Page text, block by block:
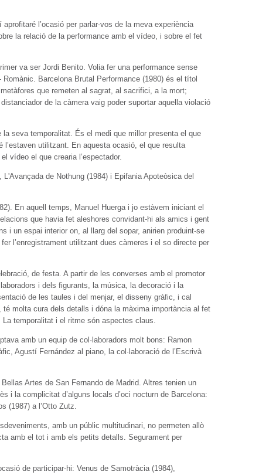
l’ocasió per parlar-vos de la meva experiència
la relació de la performance amb el vídeo, i sobre el fet
va ser Jordi Benito. Volia fer una performance sense
Barcelona Brutal Performance (1980) és el títol
que remeten al sagrat, al sacrifici, a la mort;
de la càmera vaig poder suportar aquella violació
seva temporalitat. És el medi que millor presenta el que
utilitzant. En aquesta ocasió, el que resulta
vídeo el que crearia l’espectador.
de Nothung (1984) i Epifania Apoteòsica del
En aquell temps, Manuel Huerga i jo estàvem iniciant el
que havia fet aleshores convidant-hi als amics i gent
i un espai interior on, al llarg del sopar, anirien produint-se
l’enregistrament utilitzant dues càmeres i el so directe per
de festa. A partir de les converses amb el promotor
i dels figurants, la música, la decoració i la
de les taules i del menjar, el disseny gràfic, i cal
molta cura dels detalls i dóna la màxima importància al fet
temporalitat i el ritme són aspectes claus.
amb un equip de col·laboradors molt bons: Ramon
Agustí Fernández al piano, la col·laboració de l’Escrivà
Artes de San Fernando de Madrid. Altres tenien un
i la complicitat d’alguns locals d’oci nocturn de Barcelona:
(1987) a l’Otto Zutz.
amb un públic multitudinari, no permeten allò
amb el tot i amb els petits detalls. Segurament per
de participar-hi: Venus de Samotràcia (1984),